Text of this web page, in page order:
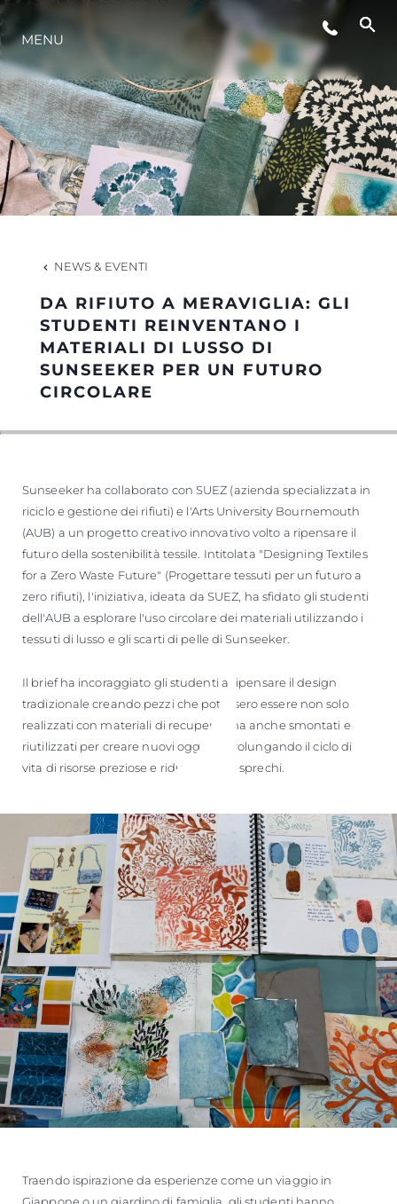
LIFESTYLE
INNOVAZIONE
L'AZIENDA
HERITAGE
VALUTA LA TUA IMBARCAZIONE
MENU
NEWS & EVENTI
DA RIFIUTO A MERAVIGLIA: GLI
STUDENTI REINVENTANO I
MATERIALI DI LUSSO DI
SUNSEEKER PER UN FUTURO
CIRCOLARE
Sunseeker ha collaborato con SUEZ (azienda specializzata in
riciclo e gestione dei rifiuti) e l'Arts University Bournemouth
(AUB) a un progetto creativo innovativo volto a ripensare il
futuro della sostenibilità tessile. Intitolata "Designing Textiles
for a Zero Waste Future" (Progettare tessuti per un futuro a
zero rifiuti), l'iniziativa, ideata da SUEZ, ha sfidato gli studenti
dell'AUB a esplorare l'uso circolare dei materiali utilizzando i
tessuti di lusso e gli scarti di pelle di Sunseeker.
Il brief ha incoraggiato gli studenti a ripensare il design
tradizionale creando pezzi che potessero essere non solo
realizzati con materiali di recupero, ma anche smontati e
riutilizzati per creare nuovi oggetti, prolungando il ciclo di
vita di risorse preziose e riducendo gli sprechi.
Traendo ispirazione da esperienze come un viaggio in
Giappone o un giardino di famiglia, gli studenti hanno